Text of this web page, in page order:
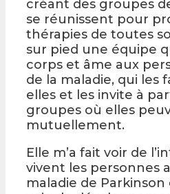
créant des groupes
se réunissent pour
thérapies de toutes
sur pied une équipe
corps et âme aux
de la maladie, qui les
elles et les invite à
groupes où elles
mutuellement.
Elle m’a fait voir de
vivent les personnes
maladie de Parkinson